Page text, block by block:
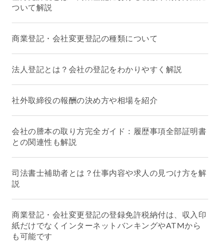
ついて解説
商業登記・会社変更登記の種類について
法人登記とは？会社の登記をわかりやすく解説
社外取締役の報酬の決め方や相場を紹介
会社の謄本の取り方完全ガイド：履歴事項全部証明書
との関連性も解説
司法書士補助者とは？仕事内容や求人の見つけ方を解
説
商業登記・会社変更登記の登録免許税納付は、収入印
紙だけでなくインターネットバンキングやATMから
も可能です